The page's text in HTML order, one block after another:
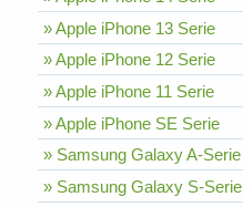
» Apple iPhone 13 Serie
» Apple iPhone 12 Serie
» Apple iPhone 11 Serie
» Apple iPhone SE Serie
» Samsung Galaxy A-Serie
» Samsung Galaxy S-Serie